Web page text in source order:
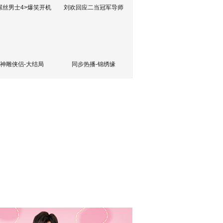
丝男士4>爆笑开机 刘欢回应二当冠军导师
神雕侠侣-大结局 同步热播-锦绣缘